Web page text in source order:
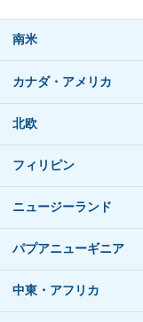
南米
カナダ・アメリカ
北欧
フィリピン
ニュージーランド
パプアニューギニア
中東・アフリカ